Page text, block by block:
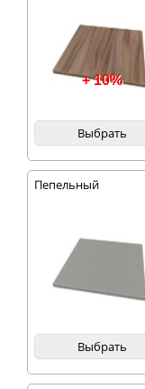
+ 10%
Выбрать
Пепельный
Выбрать